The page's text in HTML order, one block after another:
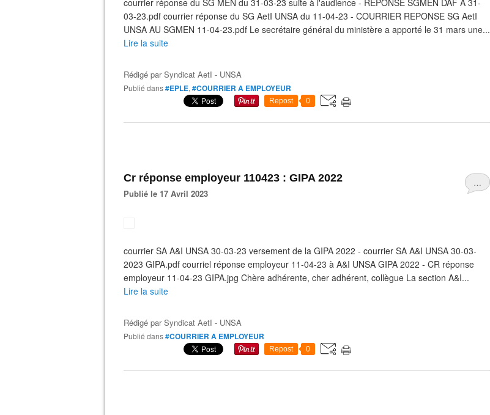
courrier réponse du SG MEN du 31-03-23 suite à l'audience - REPONSE SGMEN DAF A 31-
03-23.pdf courrier réponse du SG AetI UNSA du 11-04-23 - COURRIER REPONSE SG AetI
UNSA AU SGMEN 11-04-23.pdf Le secrétaire général du ministère a apporté le 31 mars une...
Lire la suite
Rédigé parSyndicat AetI - UNSA
Publié dans#EPLE, #COURRIER A EMPLOYEUR
Repost 0
…
Cr réponse employeur 110423 : GIPA 2022
Publié le 17 Avril 2023
courrier SA A&I UNSA 30-03-23 versement de la GIPA 2022 - courrier SA A&I UNSA 30-03-
2023 GIPA.pdf courriel réponse employeur 11-04-23 à A&I UNSA GIPA 2022 - CR réponse
employeur 11-04-23 GIPA.jpg Chère adhérente, cher adhérent, collègue La section A&I...
Lire la suite
Rédigé parSyndicat AetI - UNSA
Publié dans#COURRIER A EMPLOYEUR
Repost 0